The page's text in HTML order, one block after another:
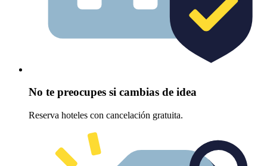
No te preocupes si cambias de idea
Reserva hoteles con cancelación gratuita.